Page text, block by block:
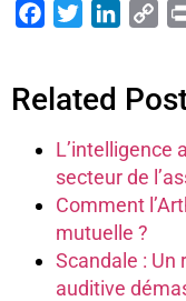
FacebookTwitterLinkedIn
Related
L’intelligence
secteur de
Comment
mutuelle ?
Scandale : Un
auditive